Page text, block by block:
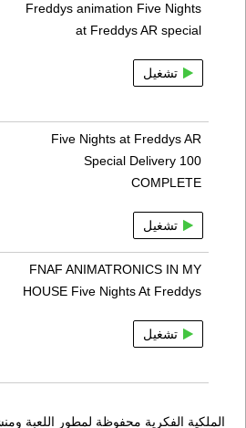
Freddys animation Five Nights
at Freddys AR special
تشغيل
Five Nights at Freddys AR
Special Delivery 100
COMPLETE
تشغيل
FNAF ANIMATRONICS IN MY
HOUSE Five Nights At Freddys
تشغيل
الملكية الفكرية محفوظة لمطور اللعبة